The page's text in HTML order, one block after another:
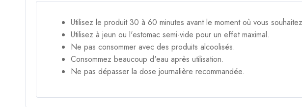
Utilisez le produit 30 à 60 minutes avant le moment où vous
Utilisez à jeun ou l'estomac semi-vide pour un effet maximal.
Ne pas consommer avec des produits alcoolisés.
Consommez beaucoup d'eau après utilisation.
Ne pas dépasser la dose journalière recommandée.